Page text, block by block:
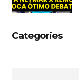
Categories